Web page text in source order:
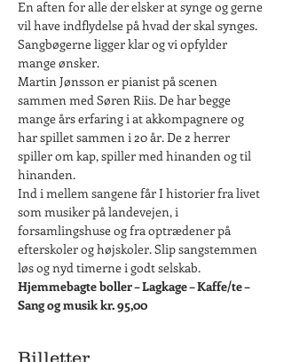
En aften for alle der elsker at synge og gerne
vil have indflydelse på hvad der skal synges.
Sangbøgerne ligger klar og vi opfylder
mange ønsker.
Martin Jønsson er pianist på scenen
sammen med Søren Riis. De har begge
mange års erfaring i at akkompagnere og
har spillet sammen i 20 år. De 2 herrer
spiller om kap, spiller med hinanden og til
hinanden.
Ind i mellem sangene får I historier fra livet
som musiker på landevejen, i
forsamlingshuse og fra optrædener på
efterskoler og højskoler. Slip sangstemmen
løs og nyd timerne i godt selskab.
Hjemmebagte boller – Lagkage – Kaffe/te –
Sang og musik kr. 95,00
Billetter